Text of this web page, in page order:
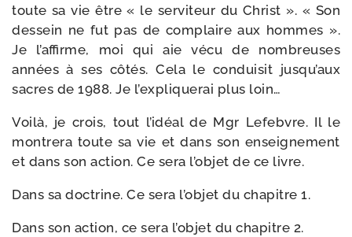
toute sa vie être « le ser­vi­teur du Christ ». « Son
des­sein ne fut pas de com­plaire aux hommes ».
Je l’affirme, moi qui aie vécu de nom­breuses
années à ses côtés. Cela le condui­sit jusqu’aux
sacres de 1988. Je l’expliquerai plus loin…
Voilà, je crois, tout l’idéal de Mgr Lefebvre. Il le
mon­tre­ra toute sa vie et dans son ensei­gne­ment
et dans son action. Ce sera l’objet de ce livre.
Dans sa doc­trine. Ce sera l’objet du cha­pitre 1.
Dans son action, ce sera l’objet du cha­pitre 2.